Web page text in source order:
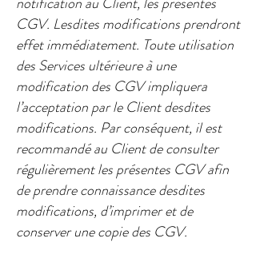
CGV. Lesdites modifications prendront
effet immédiatement. Toute utilisation
des Services ultérieure à une
modification des CGV impliquera
l’acceptation par le Client desdites
modifications. Par conséquent, il est
recommandé au Client de consulter
régulièrement les présentes CGV afin
de prendre connaissance desdites
modifications, d’imprimer et de
conserver une copie des CGV. ​